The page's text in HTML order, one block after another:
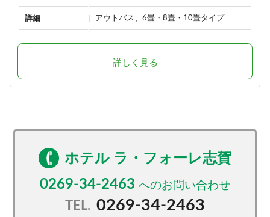
詳細 アウトバス、6畳・8畳・10畳タイプ
詳しく見る
ホテル ラ・フォーレ志賀
0269-34-2463
TEL. 0269-34-2463